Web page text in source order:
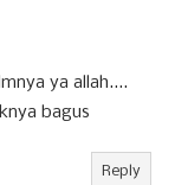
ya allah....
bagus
Reply